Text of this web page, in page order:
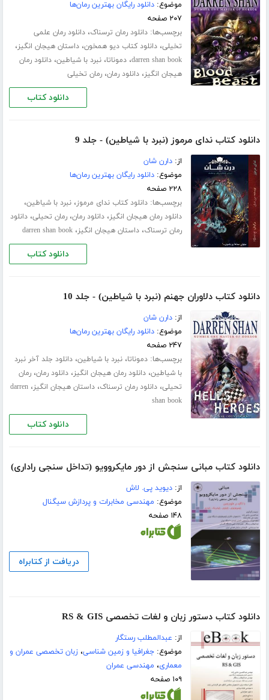
موضوع:دانلود رایگان بهترین رمان‌ها
۲۰۷ صفحه
برچسب‌ها:دانلود رمان ترسناک،دانلود رمان علمی
تخیلی،دانلود کتاب دیو همخون،داستان هیجان انگیز،
darren shan book،دموناتا،نبرد با شیاطین،دانلود رمان
هیجان انگیز،دانلود رمان،رمان تخیلی
دانلود کتاب
دانلود کتاب ندای مرموز (نبرد با شیاطین) - جلد 9
از:دارن شان
موضوع:دانلود رایگان بهترین رمان‌ها
۲۲۸ صفحه
برچسب‌ها:دانلود کتاب ندای مرموز،نبرد با شیاطین،
دانلود رمان هیجان انگیز،دانلود رمان،رمان تحیلی،دانلود
رمان ترسناک،داستان هیجان انگیز،darren shan book
دانلود کتاب
دانلود کتاب دلاوران جهنم (نبرد با شیاطین) - جلد 10
از:دارن شان
موضوع:دانلود رایگان بهترین رمان‌ها
۲۴۷ صفحه
برچسب‌ها:دموناتا،نبرد با شیاطین،دانلود جلد آخر نبرد
با شیاطین،دانلود رمان هیجان انگیز،دانلود رمان،رمان
تحیلی،دانلود رمان ترسناک،داستان هیجان انگیز،darren
shan book
دانلود کتاب
دانلود کتاب مبانی سنجش از دور مایکروویو (تداخل سنجی راداری)
از:دیوید پی. لاش
موضوع: مهندسی مخابرات و پردازش سیگنال
۱۴۸ صفحه
دریافت از کتابراه
دانلود کتاب دستور زبان و لغات تخصصی RS & GIS
از: عبدالمطلب رستگار
موضوع:جغرافیا و زمین شناسی،زبان تخصصی عمران و
معماری، مهندسی عمران
۱۰۹ صفحه